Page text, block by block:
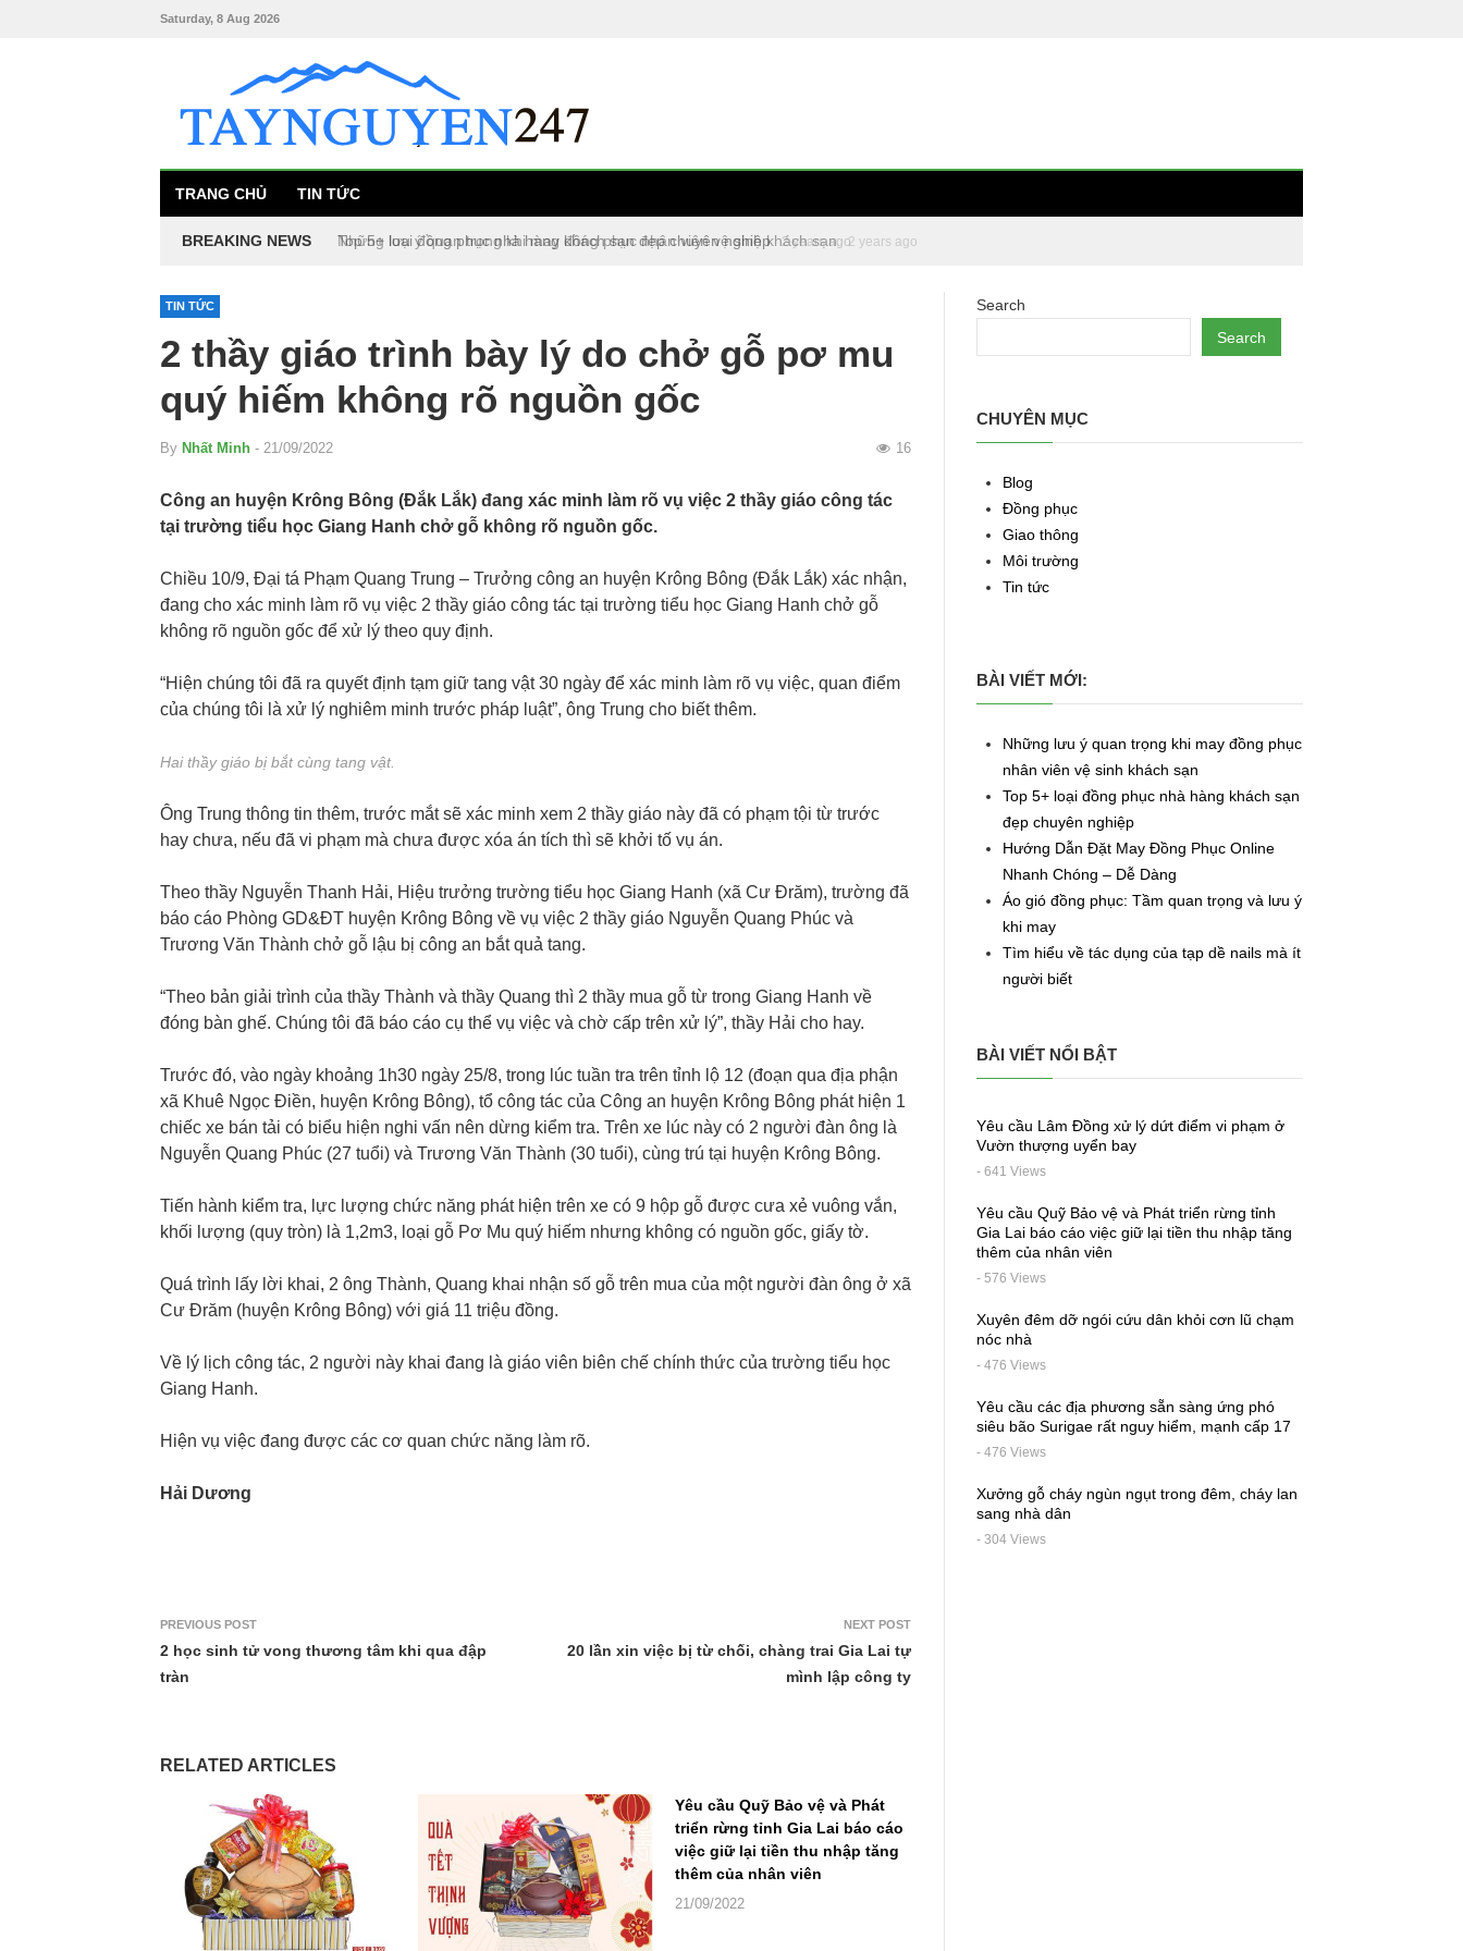
Saturday, 8 Aug 2026
TRANG CHỦ TIN TỨC
BREAKING NEWS Top 5+ loại đồng phục nhà hàng khách sạn đẹp chuyên nghiệp 2 years ago
TIN TỨC
2 thầy giáo trình bày lý do chở gỗ pơ mu
quý hiếm không rõ nguồn gốc
By Nhất Minh - 21/09/2022 16
Công an huyện Krông Bông (Đắk Lắk) đang xác minh làm rõ vụ việc 2 thầy giáo công tác
tại trường tiểu học Giang Hanh chở gỗ không rõ nguồn gốc.
Chiều 10/9, Đại tá Phạm Quang Trung – Trưởng công an huyện Krông Bông (Đắk Lắk) xác nhận,
đang cho xác minh làm rõ vụ việc 2 thầy giáo công tác tại trường tiểu học Giang Hanh chở gỗ
không rõ nguồn gốc để xử lý theo quy định.
“Hiện chúng tôi đã ra quyết định tạm giữ tang vật 30 ngày để xác minh làm rõ vụ việc, quan điểm
của chúng tôi là xử lý nghiêm minh trước pháp luật”, ông Trung cho biết thêm.
Hai thầy giáo bị bắt cùng tang vật.
Ông Trung thông tin thêm, trước mắt sẽ xác minh xem 2 thầy giáo này đã có phạm tội từ trước
hay chưa, nếu đã vi phạm mà chưa được xóa án tích thì sẽ khởi tố vụ án.
Theo thầy Nguyễn Thanh Hải, Hiệu trưởng trường tiểu học Giang Hanh (xã Cư Đrăm), trường đã
báo cáo Phòng GD&ĐT huyện Krông Bông về vụ việc 2 thầy giáo Nguyễn Quang Phúc và
Trương Văn Thành chở gỗ lậu bị công an bắt quả tang.
“Theo bản giải trình của thầy Thành và thầy Quang thì 2 thầy mua gỗ từ trong Giang Hanh về
đóng bàn ghế. Chúng tôi đã báo cáo cụ thể vụ việc và chờ cấp trên xử lý”, thầy Hải cho hay.
Trước đó, vào ngày khoảng 1h30 ngày 25/8, trong lúc tuần tra trên tỉnh lộ 12 (đoạn qua địa phận
xã Khuê Ngọc Điền, huyện Krông Bông), tổ công tác của Công an huyện Krông Bông phát hiện 1
chiếc xe bán tải có biểu hiện nghi vấn nên dừng kiểm tra. Trên xe lúc này có 2 người đàn ông là
Nguyễn Quang Phúc (27 tuổi) và Trương Văn Thành (30 tuổi), cùng trú tại huyện Krông Bông.
Tiến hành kiểm tra, lực lượng chức năng phát hiện trên xe có 9 hộp gỗ được cưa xẻ vuông vắn,
khối lượng (quy tròn) là 1,2m3, loại gỗ Pơ Mu quý hiếm nhưng không có nguồn gốc, giấy tờ.
Quá trình lấy lời khai, 2 ông Thành, Quang khai nhận số gỗ trên mua của một người đàn ông ở xã
Cư Đrăm (huyện Krông Bông) với giá 11 triệu đồng.
Về lý lịch công tác, 2 người này khai đang là giáo viên biên chế chính thức của trường tiểu học
Giang Hanh.
Hiện vụ việc đang được các cơ quan chức năng làm rõ.
Hải Dương
PREVIOUS POST
2 học sinh tử vong thương tâm khi qua đập
tràn
NEXT POST
20 lần xin việc bị từ chối, chàng trai Gia Lai tự
mình lập công ty
RELATED ARTICLES
Yêu cầu Quỹ Bảo vệ và Phát
triển rừng tỉnh Gia Lai báo cáo
việc giữ lại tiền thu nhập tăng
thêm của nhân viên
21/09/2022
Search
Search
CHUYÊN MỤC
Blog
Đồng phục
Giao thông
Môi trường
Tin tức
BÀI VIẾT MỚI:
Những lưu ý quan trọng khi may đồng phục
nhân viên vệ sinh khách sạn
Top 5+ loại đồng phục nhà hàng khách sạn
đẹp chuyên nghiệp
Hướng Dẫn Đặt May Đồng Phục Online
Nhanh Chóng – Dễ Dàng
Áo gió đồng phục: Tầm quan trọng và lưu ý
khi may
Tìm hiểu về tác dụng của tạp dề nails mà ít
người biết
BÀI VIẾT NỔI BẬT
Yêu cầu Lâm Đồng xử lý dứt điểm vi phạm ở
Vườn thượng uyển bay
- 641 Views
Yêu cầu Quỹ Bảo vệ và Phát triển rừng tỉnh
Gia Lai báo cáo việc giữ lại tiền thu nhập tăng
thêm của nhân viên
- 576 Views
Xuyên đêm dỡ ngói cứu dân khỏi cơn lũ chạm
nóc nhà
- 476 Views
Yêu cầu các địa phương sẵn sàng ứng phó
siêu bão Surigae rất nguy hiểm, mạnh cấp 17
- 476 Views
Xưởng gỗ cháy ngùn ngụt trong đêm, cháy lan
sang nhà dân
- 304 Views